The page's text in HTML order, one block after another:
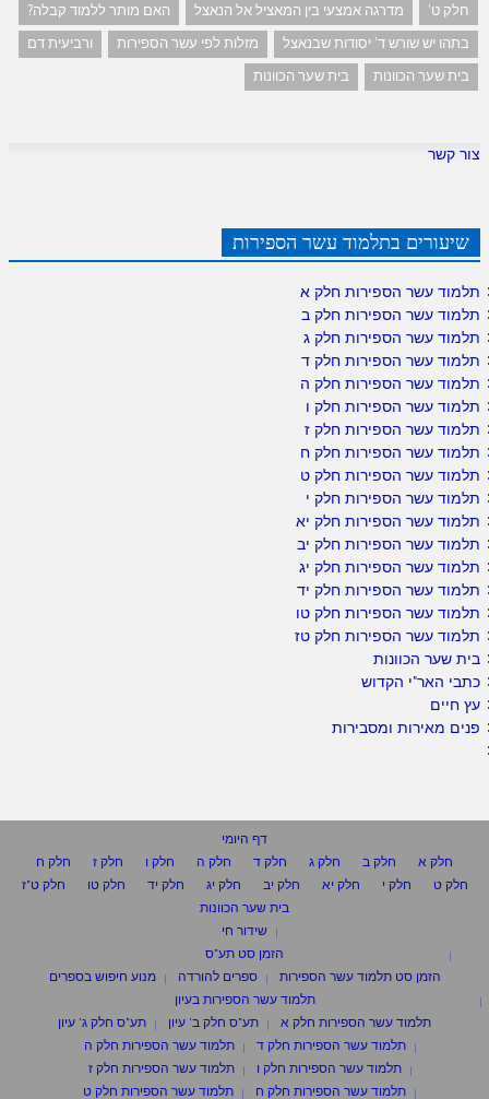
חלק ט'
מדרגה אמצעי בין המאציל אל הנאצל
האם מותר ללמוד קבלה?
בתהו יש שורש ד' יסודות שבנאצל
מזלות לפי עשר הספירות
ורביעית דם
בית שער הכוונות
בית שער הכוונות
צור קשר
שיעורים בתלמוד עשר הספירות
תלמוד עשר הספירות חלק א
תלמוד עשר הספירות חלק ב
תלמוד עשר הספירות חלק ג
תלמוד עשר הספירות חלק ד
תלמוד עשר הספירות חלק ה
תלמוד עשר הספירות חלק ו
תלמוד עשר הספירות חלק ז
תלמוד עשר הספירות חלק ח
תלמוד עשר הספירות חלק ט
תלמוד עשר הספירות חלק י
תלמוד עשר הספירות חלק יא
תלמוד עשר הספירות חלק יב
תלמוד עשר הספירות חלק יג
תלמוד עשר הספירות חלק יד
תלמוד עשר הספירות חלק טו
תלמוד עשר הספירות חלק טז
בית שער הכוונות
כתבי האר"י הקדוש
עץ חיים
פנים מאירות ומסבירות
דף היומי
חלק א
חלק ב חלק ג חלק ד חלק ה חלק ו חלק ז
חלק ח
חלק ט
חלק י חלק יא חלק יב חלק יג חלק יד חלק טו
חלק ט"ז
בית שער הכוונות
שידור חי
הזמן סט תע"ס
הזמן סט תלמוד עשר הספירות
ספרים להורדה
מנוע חיפוש בספרים
תלמוד עשר הספירות בעיון
תלמוד עשר הספירות חלק א
תע"ס חלק ב' עיון
תע"ס חלק ג' עיון
תלמוד עשר הספירות חלק ד
תלמוד עשר הספירות חלק ה
תלמוד עשר הספירות חלק ו
תלמוד עשר הספירות חלק ז
תלמוד עשר הספירות חלק ח
תלמוד עשר הספירות חלק ט